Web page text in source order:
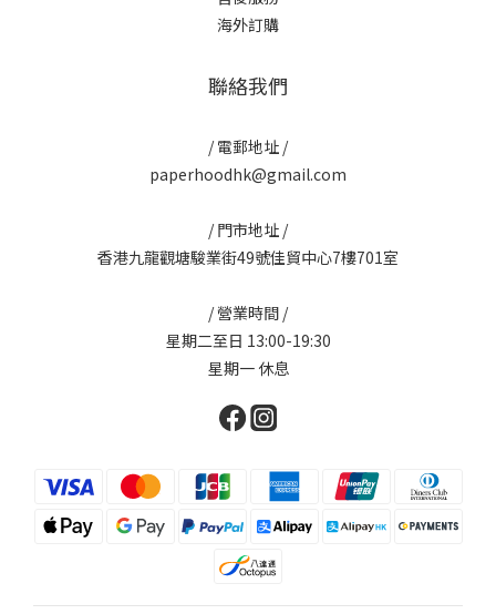
海外訂購
聯絡我們
/ 電郵地址 /
paperhoodhk@gmail.com
/ 門市地址 /
香港九龍觀塘駿業街49號佳貿中心7樓701室
/ 營業時間 /
星期二至日 13:00-19:30
星期一 休息